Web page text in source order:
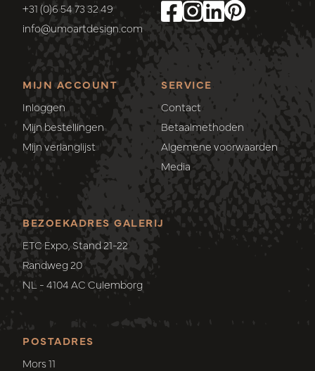
+31 (0)6 54 73 32 49
info@umoartdesign.com
MIJN ACCOUNT
Inloggen
Mijn bestellingen
Mijn verlanglijst
SERVICE
Contact
Betaalmethoden
Algemene voorwaarden
Media
POSTADRES
Mors 11
BEZOEKADRES GALERIJ
ETC Expo, Stand 21-22
Randweg 20
NL - 4104 AC Culemborg